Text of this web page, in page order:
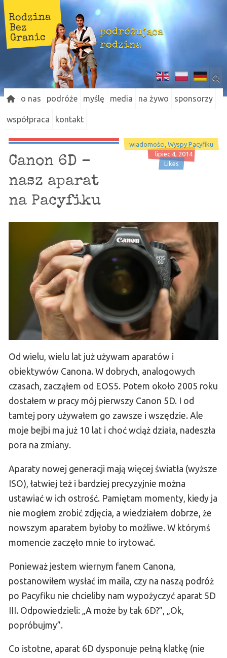
Rodzina
Bez
Granic
podróżująca
rodzina
o nas podróże myślę media na żywo sponsorzy
współpraca kontakt
wiadomości Wyspy Pacyfiku
lipiec 4, 2014
Likes
Canon 6D –
nasz aparat
na Pacyfiku
Od wielu, wielu lat już używam aparatów i
obiektywów Canona. W dobrych, analogowych
czasach, zacząłem od EOS5. Potem około 2005 roku
dostałem w pracy mój pierwszy Canon 5D. I od
tamtej pory używałem go zawsze i wszędzie. Ale
moje bejbi ma już 10 lat i choć wciąż działa, nadeszła
pora na zmiany.
Aparaty nowej generacji mają więcej światła (wyższe
ISO), łatwiej też i bardziej precyzyjnie można
ustawiać w ich ostrość. Pamiętam momenty, kiedy ja
nie mogłem zrobić zdjęcia, a wiedziałem dobrze, że
nowszym aparatem byłoby to możliwe. W którymś
momencie zaczęło mnie to irytować.
Ponieważ jestem wiernym fanem Canona,
postanowiłem wysłać im maila, czy na naszą podróż
po Pacyfiku nie chcieliby nam wypożyczyć aparat 5D
III. Odpowiedzieli: „A może by tak 6D?”, „Ok,
popróbujmy”.
Co istotne, aparat 6D dysponuje pełną klatkę (nie